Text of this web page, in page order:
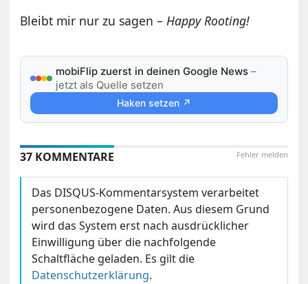
Bleibt mir nur zu sagen –Happy Rooting!
mobiFlip zuerst in deinen Google News –
jetzt als Quelle setzen
Haken setzen ↗
Fehler melden
37 KOMMENTARE
Das DISQUS-Kommentarsystem verarbeitet
personenbezogene Daten. Aus diesem Grund
wird das System erst nach ausdrücklicher
Einwilligung über die nachfolgende
Schaltfläche geladen. Es gilt die
Datenschutzerklärung.